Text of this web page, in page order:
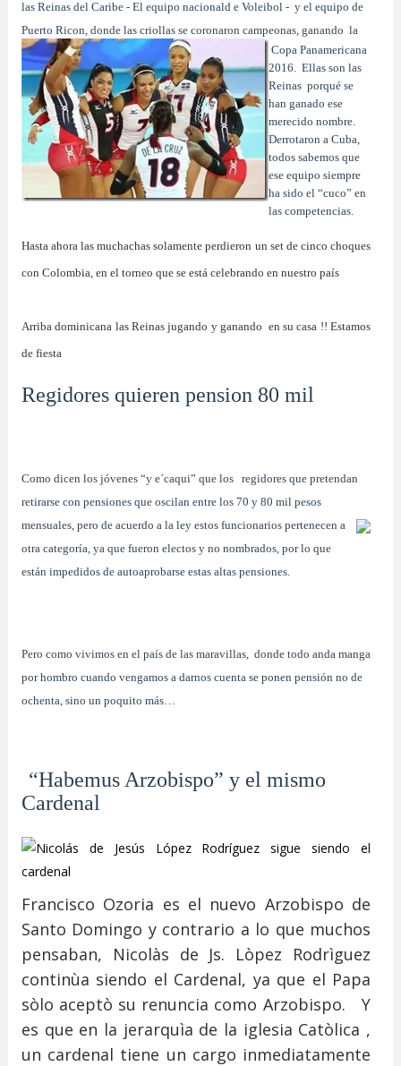
las Reinas del Caribe - El equipo nacionald e Voleibol - y el equipo de
Puerto Ricon, donde las criollas se coronaron campeonas, ganando la
Copa Panamericana
2016. Ellas son las
Reinas porqué se
han ganado ese
merecido nombre.
Derrotaron a Cuba,
todos sabemos que
ese equipo siempre
ha sido el “cuco” en
las competencias.
Hasta ahora las muchachas solamente perdieron un set de cinco choques
con Colombia, en el torneo que se está celebrando en nuestro país
Arriba dominicana las Reinas jugando y ganando en su casa !! Estamos
de fiesta
Regidores quieren pension 80 mil
Como dicen los jóvenes “y e´caqui” que los regidores que pretendan
retirarse con pensiones que oscilan entre los 70 y 80 mil pesos
mensuales, pero de acuerdo a la ley estos funcionarios pertenecen a
otra categoría, ya que fueron electos y no nombrados, por lo que
están impedidos de autoaprobarse estas altas pensiones.
Pero como vivimos en el país de las maravillas, donde todo anda manga
por hombro cuando vengamos a darnos cuenta se ponen pensión no de
ochenta, sino un poquito más…
“Habemus Arzobispo” y el mismo
Cardenal
Francisco Ozoria es el nuevo Arzobispo de
Santo Domingo y contrario a lo que muchos
pensaban, Nicolàs de Js. Lòpez Rodrìguez
continùa siendo el Cardenal, ya que el Papa
sòlo aceptò su renuncia como Arzobispo. Y
es que en la jerarquìa de la iglesia Catòlica ,
un cardenal tiene un cargo inmediatamente